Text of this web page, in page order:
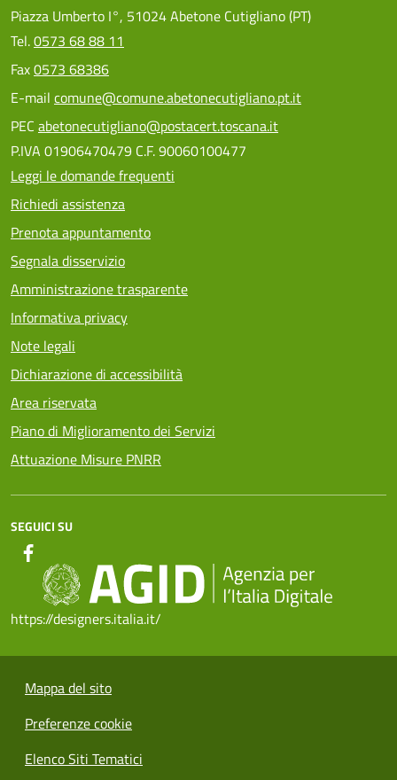
Piazza Umberto I°, 51024 Abetone Cutigliano (PT)
Tel.0573 68 88 11
Fax0573 68386
E-mail comune@comune.abetonecutigliano.pt.it
PEC abetonecutigliano@postacert.toscana.it
P.IVA 01906470479 C.F. 90060100477
Leggi le domande frequenti
Richiedi assistenza
Prenota appuntamento
Segnala disservizio
Amministrazione trasparente
Informativa privacy
Note legali
Dichiarazione di accessibilità
Area riservata
Piano di Miglioramento dei Servizi
Attuazione Misure PNRR
SEGUICI SU
https://designers.italia.it/
Mappa del sito
Preferenze cookie
Elenco Siti Tematici